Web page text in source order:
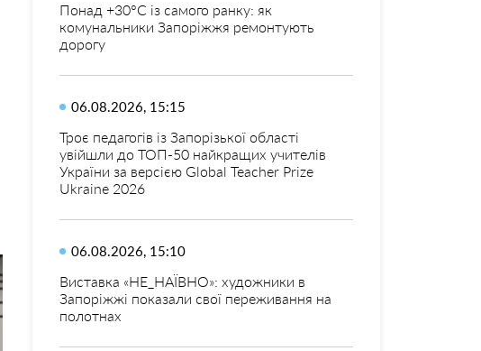
Понад +30°C із самого ранку: як
комунальники Запоріжжя ремонтують
дорогу
06.08.2026, 15:15
Троє педагогів із Запорізької області
увійшли до ТОП-50 найкращих учителів
України за версією Global Teacher Prize
Ukraine 2026
06.08.2026, 15:10
Виставка «НЕ_НАЇВНО»: художники в
Запоріжжі показали свої переживання на
полотнах